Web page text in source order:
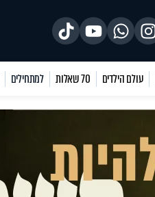
עולם הילדים 70 שאלות למתחילים